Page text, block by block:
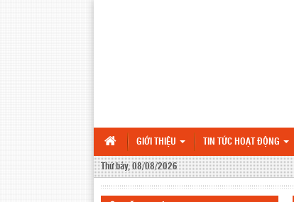
GIỚI THIỆU TIN TỨC HOẠT ĐỘNG
Thứ bảy, 08/08/2026